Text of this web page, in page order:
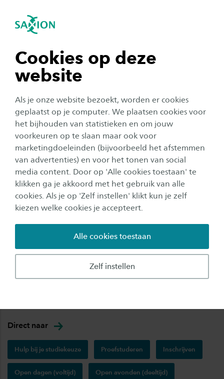
Cookies op deze
website
Als je onze website bezoekt, worden er cookies
geplaatst op je computer. We plaatsen cookies voor
het bijhouden van statistieken en om jouw
voorkeuren op te slaan maar ook voor
marketingdoeleinden (bijvoorbeeld het afstemmen
van advertenties) en voor het tonen van social
media content. Door op 'Alle cookies toestaan' te
klikken ga je akkoord met het gebruik van alle
cookies. Als je op 'Zelf instellen' klikt kun je zelf
kiezen welke cookies je accepteert.
Zelf instellen
Alle cookies toestaan
Navigatie openen
tonen
tonen
tonen
tonen
sluiten
Heb jij de keuze gemaakt?
Schrijf je snel in!👇
Inschrijven
Vind jouw opleiding:
Direct naar
Hulp bij je studiekeuze Proefstuderen Inschrijven
Open dagen (voltijd) Open avonden (deeltijd)